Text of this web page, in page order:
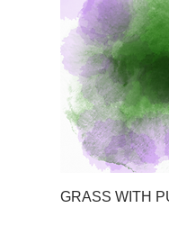
GRASS WITH